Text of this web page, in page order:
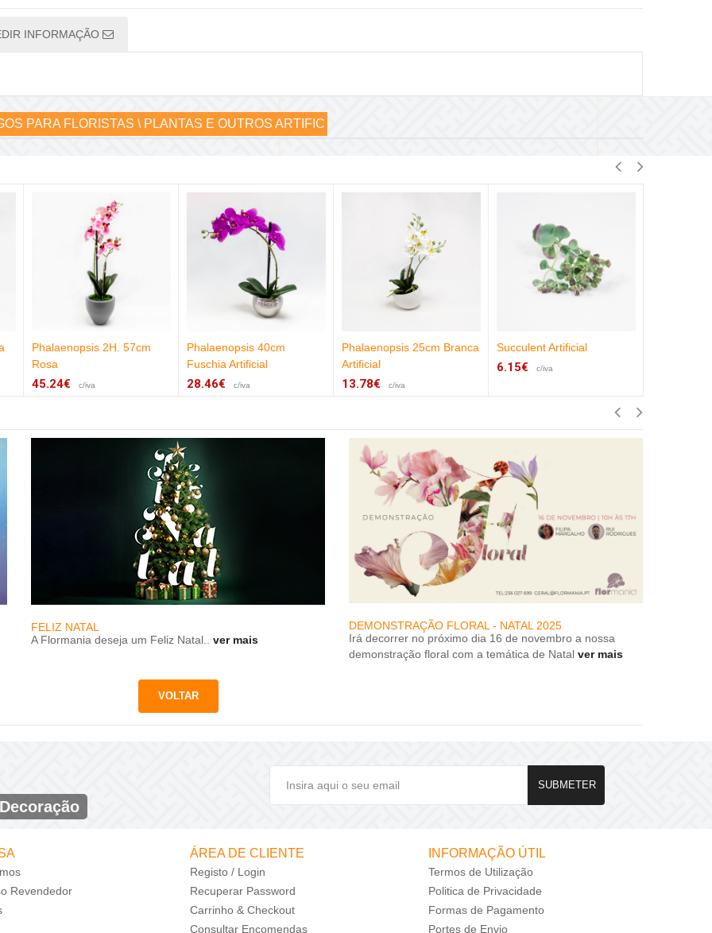
INFORMAÇÃO
PARA FLORISTAS \ PLANTAS E OUTROS ARTIFIC
Phalaenopsis 2H. 57cm
Rosa
45.24€ c/iva
Phalaenopsis 40cm
Fuschia Artificial
28.46€ c/iva
Phalaenopsis 25cm Branca
Artificial
13.78€ c/iva
Succulent Artificial
6.15€ c/iva
FELIZ NATAL
A Flormania deseja um Feliz Natal..
ver mais
DEMONSTRAÇÃO FLORAL - NATAL 2025
Irá decorrer no próximo dia 16 de novembro a nossa
demonstração floral com a temática de Natal ver mais
SUBMETER
Revendedor
ÁREA DE CLIENTE
Registo / Login
Recuperar Password
Carrinho & Checkout
Consultar Encomendas
INFORMAÇÃO ÚTIL
Termos de Utilização
Politica de Privacidade
Formas de Pagamento
Portes de Envio